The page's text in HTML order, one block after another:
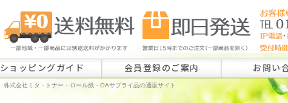
ショッピングガイド 会員登録のご案内 お問い
株式会社ミタ - トナー・ロール紙・OAサプライ品の通販サイト